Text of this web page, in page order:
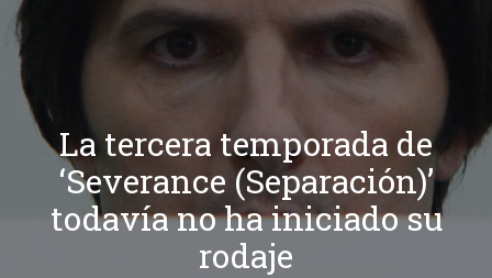
La tercera temporada de
‘Severance (Separación)’
todavía no ha iniciado su
rodaje